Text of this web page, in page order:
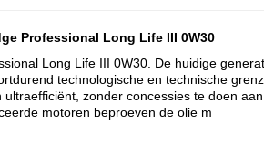
Professional Long Life III 0W30
Long Life III 0W30. De huidige
technologische en technische
ultraefficiënt, zonder concessies te doen
motoren beproeven de olie m